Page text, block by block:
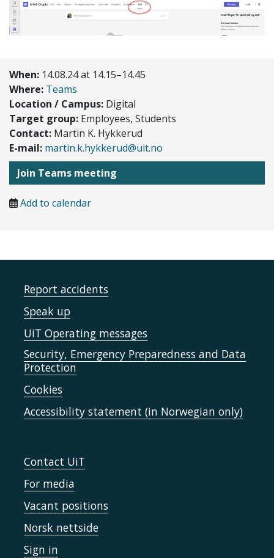
When: 14.08.24 at 14.15–14.45
Where: Teams
Location / Campus: Digital
Target group: Employees, Students
Contact: Martin K. Hykkerud
E-mail: martin.k.hykkerud@uit.no
Join Teams meeting
Add to calendar
Report accidents
Speak up
UiT Operating messages
Security, Emergency Preparedness and Data
Protection
Cookies
Accessibility statement (in Norwegian only)
Contact UiT
For media
Vacant positions
Norsk nettside
Sign in